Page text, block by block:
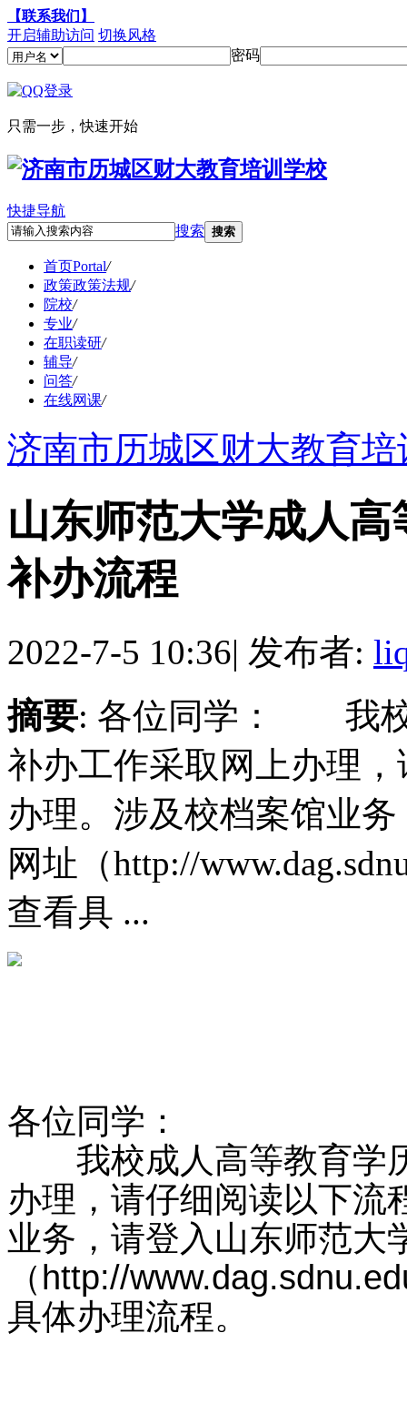
【联系我们】
开启辅助访问 切换风格
密码
只需一步，快速开始
快捷导航
搜索 搜索
首页Portal/
政策政策法规/
院校/
专业/
在职读研/
辅导/
问答/
在线网课/
济南市历城区财大教育培
山东师范大学成人
补办流程
2022-7-5 10:36| 发布者:
摘要: 各位同学： 我校
补办工作采取网上办理
办理。涉及校档案馆业
网址（http://
查看具 ...
各位同学：
我校成人高等教育学
办理，请仔细阅读以下流
业务，请登入山东师范大
（http://
具体办理流程。